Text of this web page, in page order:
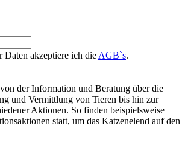
Daten akzeptiere ich die AGB`s.
der Information und Beratung über die
und Vermittlung von Tieren bis hin zur
Aktionen. So finden beispielsweise
statt, um das Katzenelend auf den